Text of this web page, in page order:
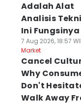
Adalah Alat
Analisis
Ini Fungsinya
7 Aug 2026, 18:57
Market
Cancel
Why
Don't
Walk Away